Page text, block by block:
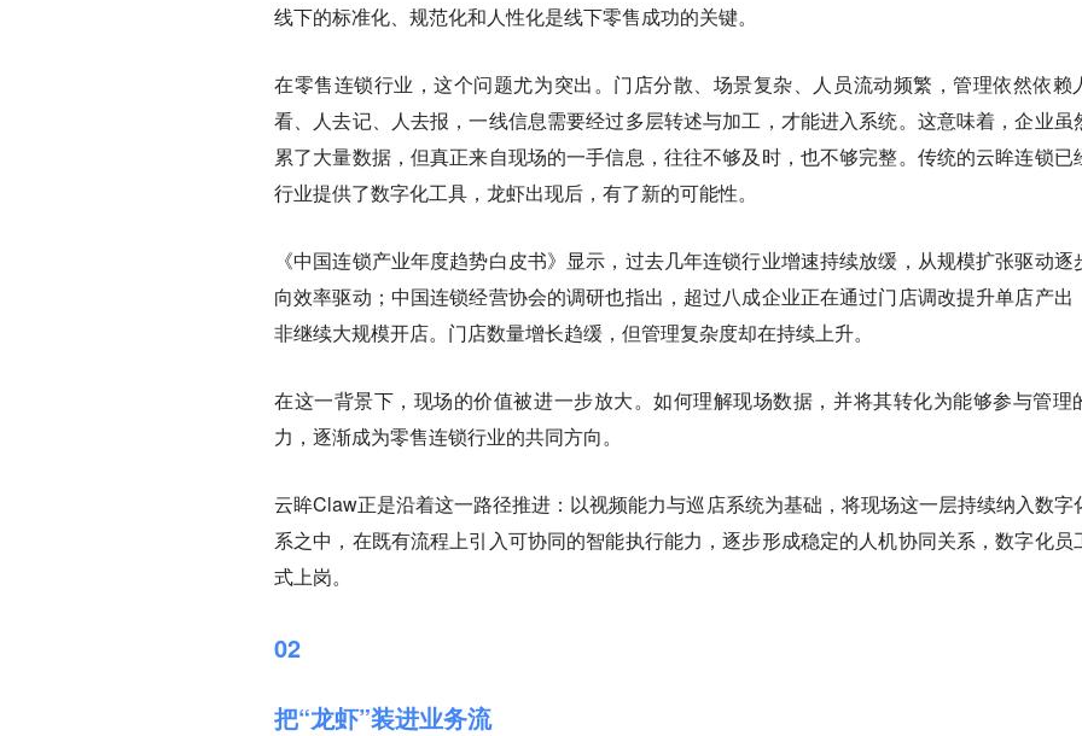
线下的标准化、规范化和人性化是线下零售成功的关键。
在零售连锁行业，这个问题尤为突出。门店分散、场景复杂、人员流动频繁，管理依然依赖
看、人去记、人去报，一线信息需要经过多层转述与加工，才能进入系统。这意味着，企业虽
累了大量数据，但真正来自现场的一手信息，往往不够及时，也不够完整。传统的云眸连锁已
行业提供了数字化工具，龙虾出现后，有了新的可能性。
《中国连锁产业年度趋势白皮书》显示，过去几年连锁行业增速持续放缓，从规模扩张驱动逐
向效率驱动；中国连锁经营协会的调研也指出，超过八成企业正在通过门店调改提升单店产出
非继续大规模开店。门店数量增长趋缓，但管理复杂度却在持续上升。
在这一背景下，现场的价值被进一步放大。如何理解现场数据，并将其转化为能够参与管理
力，逐渐成为零售连锁行业的共同方向。
云眸Claw正是沿着这一路径推进：以视频能力与巡店系统为基础，将现场这一层持续纳入数字
系之中，在既有流程上引入可协同的智能执行能力，逐步形成稳定的人机协同关系，数字化员
式上岗。
02
把“龙虾”装进业务流